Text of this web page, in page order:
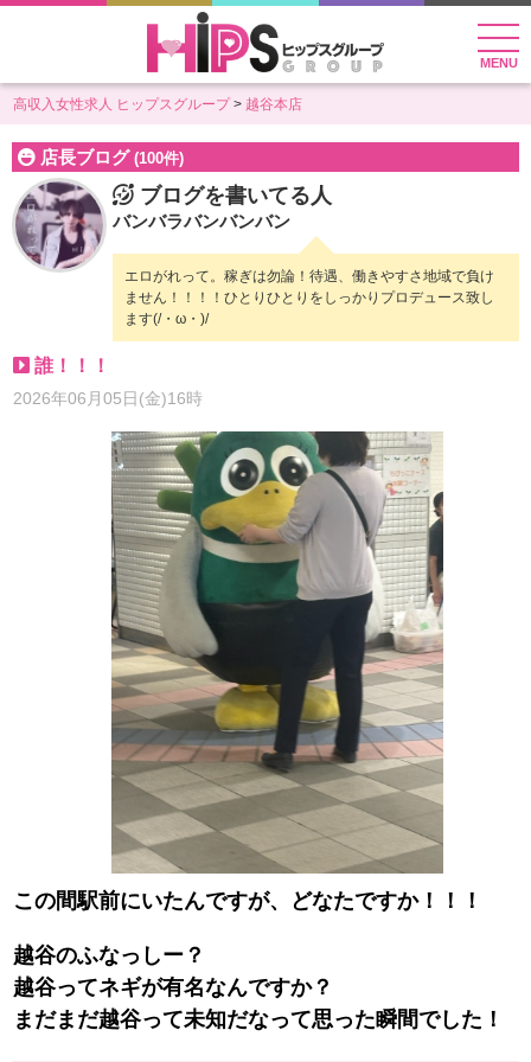
MENU
高収入女性求人 ヒップスグループ 越谷本店
店長ブログ (100件)
ブログを書いてる人
バンバラバンバンバン
エロがれって。稼ぎは勿論！待遇、働きやすさ地域で負け
ません！！！！ひとりひとりをしっかりプロデュース致し
ます(/・ω・)/
誰！！！
2026年06月05日(金)16時
この間駅前にいたんですが、どなたですか！！！
越谷のふなっしー？
越谷ってネギが有名なんですか？
まだまだ越谷って未知だなって思った瞬間でした！